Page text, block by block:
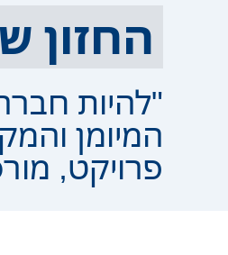
החזון
"להיות
המיומן
פרויקט,